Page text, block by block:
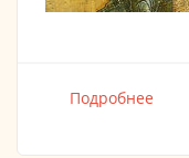
Подробнее